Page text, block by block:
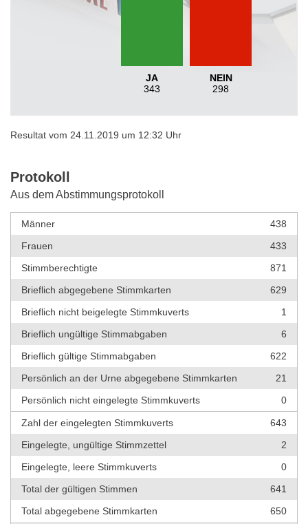
JA
343
NEIN
298
Resultat vom 24.11.2019 um 12:32 Uhr
Protokoll
Aus dem Abstimmungsprotokoll
Männer
438
Frauen
433
Stimmberechtigte
871
Brieflich abgegebene Stimmkarten
629
Brieflich nicht beigelegte Stimmkuverts
1
Brieflich ungültige Stimmabgaben
6
Brieflich gültige Stimmabgaben
622
Persönlich an der Urne abgegebene Stimmkarten
21
Persönlich nicht eingelegte Stimmkuverts
0
Zahl der eingelegten Stimmkuverts
643
Eingelegte, ungültige Stimmzettel
2
Eingelegte, leere Stimmkuverts
0
Total der gültigen Stimmen
641
Total abgegebene Stimmkarten
650